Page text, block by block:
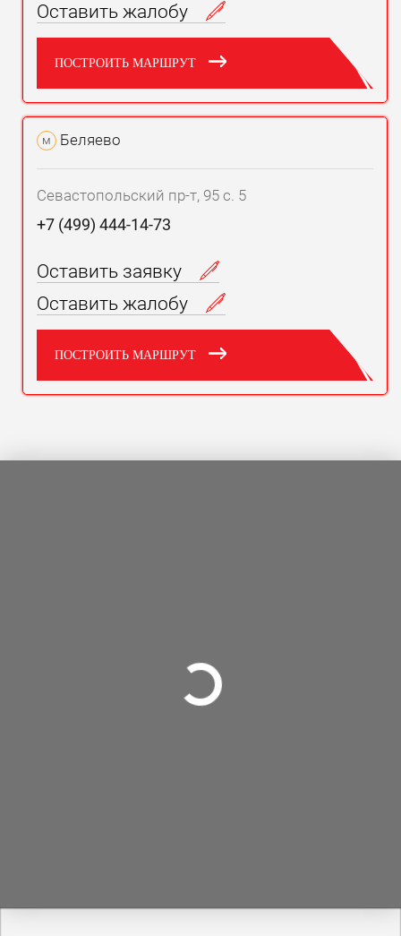
Оставить жалобу
ПОСТРОИТЬ МАРШРУТ
м Беляево
Севастопольский пр-т, 95 с. 5
+7 (499) 444-14-73
Оставить заявку
Оставить жалобу
ПОСТРОИТЬ МАРШРУТ